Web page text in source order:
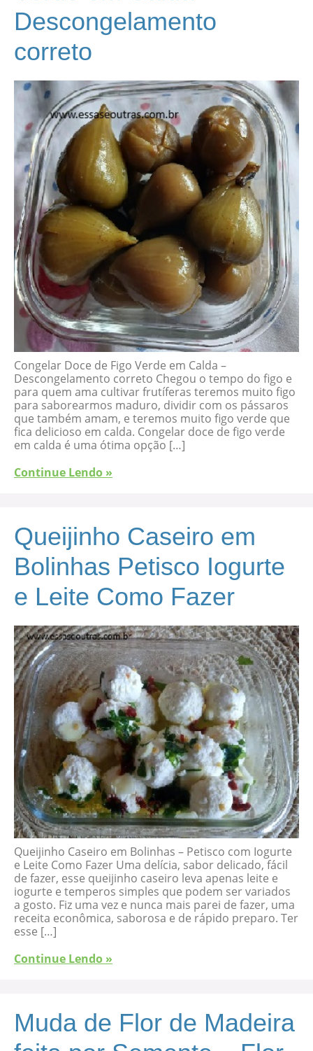
Descongelamento
correto
Congelar Doce de Figo Verde em Calda –
Descongelamento correto Chegou o tempo do figo e
para quem ama cultivar frutíferas teremos muito figo
para saborearmos maduro, dividir com os pássaros
que também amam, e teremos muito figo verde que
fica delicioso em calda. Congelar doce de figo verde
em calda é uma ótima opção […]
Continue Lendo »
Queijinho Caseiro em
Bolinhas Petisco Iogurte
e Leite Como Fazer
Queijinho Caseiro em Bolinhas – Petisco com Iogurte
e Leite Como Fazer Uma delícia, sabor delicado, fácil
de fazer, esse queijinho caseiro leva apenas leite e
iogurte e temperos simples que podem ser variados
a gosto. Fiz uma vez e nunca mais parei de fazer, uma
receita econômica, saborosa e de rápido preparo. Ter
esse […]
Continue Lendo »
Muda de Flor de Madeira